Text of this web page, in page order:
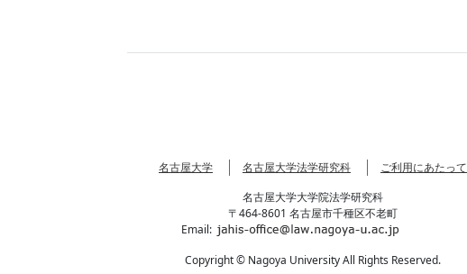
名古屋大学 名古屋大学法学研究科
ご利用にあたって
名古屋大学大学院法学研究科
〒464-8601 名古屋市千種区不老町
Email:
Copyright © Nagoya University All Rights Reserved.